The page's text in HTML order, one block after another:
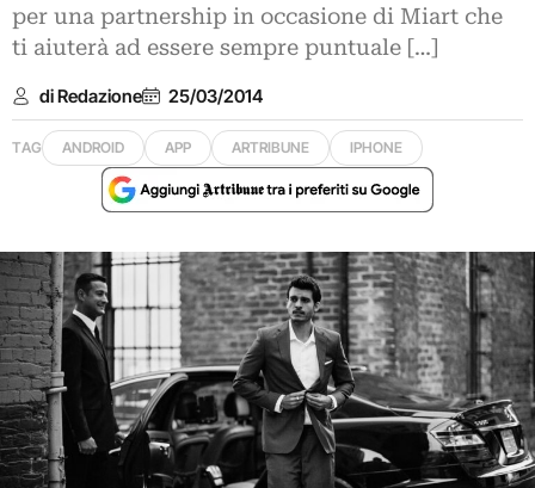
per una partnership in occasione di Miart che
ti aiuterà ad essere sempre puntuale […]
di Redazione 25/03/2014
TAG ANDROID APP ARTRIBUNE IPHONE